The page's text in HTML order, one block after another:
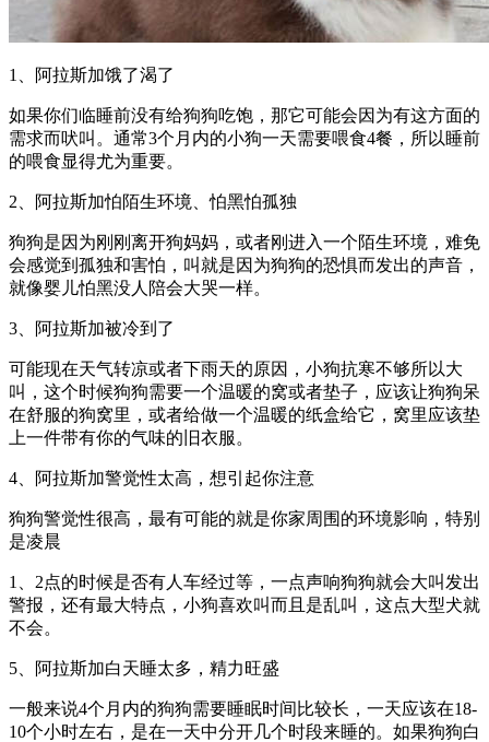
1、阿拉斯加饿了渴了
如果你们临睡前没有给狗狗吃饱，那它可能会因为有这方面的
需求而吠叫。通常3个月内的小狗一天需要喂食4餐，所以睡前
的喂食显得尤为重要。
2、阿拉斯加怕陌生环境、怕黑怕孤独
狗狗是因为刚刚离开狗妈妈，或者刚进入一个陌生环境，难免
会感觉到孤独和害怕，叫就是因为狗狗的恐惧而发出的声音，
就像婴儿怕黑没人陪会大哭一样。
3、阿拉斯加被冷到了
可能现在天气转凉或者下雨天的原因，小狗抗寒不够所以大
叫，这个时候狗狗需要一个温暖的窝或者垫子，应该让狗狗呆
在舒服的狗窝里，或者给做一个温暖的纸盒给它，窝里应该垫
上一件带有你的气味的旧衣服。
4、阿拉斯加警觉性太高，想引起你注意
狗狗警觉性很高，最有可能的就是你家周围的环境影响，特别
是凌晨
1、2点的时候是否有人车经过等，一点声响狗狗就会大叫发出
警报，还有最大特点，小狗喜欢叫而且是乱叫，这点大型犬就
不会。
5、阿拉斯加白天睡太多，精力旺盛
一般来说4个月内的狗狗需要睡眠时间比较长，一天应该在18-
10个小时左右，是在一天中分开几个时段来睡的。如果狗狗白